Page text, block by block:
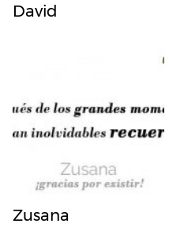
David
Zusana